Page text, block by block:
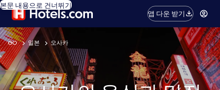
본문 내용으로 건너뛰기
앱 다운 받기
GO 일본 오사카